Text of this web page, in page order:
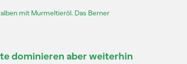
mit Murmeltieröl. Das Berner
dominieren aber weiterhin